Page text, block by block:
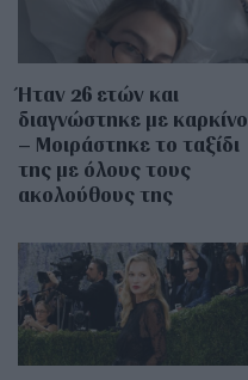
Ήταν 26 ετών και
διαγνώστηκε με καρκίνο
– Μοιράστηκε το ταξίδι
της με όλους τους
ακολούθους της